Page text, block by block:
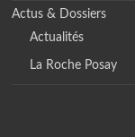
Actus & Dossiers
Actualités
La Roche Posay